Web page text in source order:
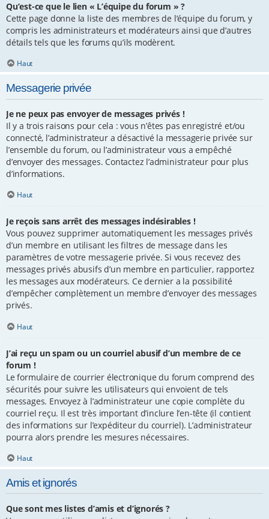
Qu’est-ce que le lien « L’équipe du forum » ?
Cette page donne la liste des membres de l’équipe du forum, y
compris les administrateurs et modérateurs ainsi que d’autres
détails tels que les forums qu’ils modèrent.
Haut
Messagerie privée
Je ne peux pas envoyer de messages privés !
Il y a trois raisons pour cela : vous n’êtes pas enregistré et/ou
connecté, l’administrateur a désactivé la messagerie privée sur
l’ensemble du forum, ou l’administrateur vous a empêché
d’envoyer des messages. Contactez l’administrateur pour plus
d’informations.
Haut
Je reçois sans arrêt des messages indésirables !
Vous pouvez supprimer automatiquement les messages privés
d’un membre en utilisant les filtres de message dans les
paramètres de votre messagerie privée. Si vous recevez des
messages privés abusifs d’un membre en particulier, rapportez
les messages aux modérateurs. Ce dernier a la possibilité
d’empêcher complètement un membre d’envoyer des messages
privés.
Haut
J’ai reçu un spam ou un courriel abusif d’un membre de ce
forum !
Le formulaire de courrier électronique du forum comprend des
sécurités pour suivre les utilisateurs qui envoient de tels
messages. Envoyez à l’administrateur une copie complète du
courriel reçu. Il est très important d’inclure l’en-tête (il contient
des informations sur l’expéditeur du courriel). L’administrateur
pourra alors prendre les mesures nécessaires.
Haut
Amis et ignorés
Que sont mes listes d’amis et d’ignorés ?